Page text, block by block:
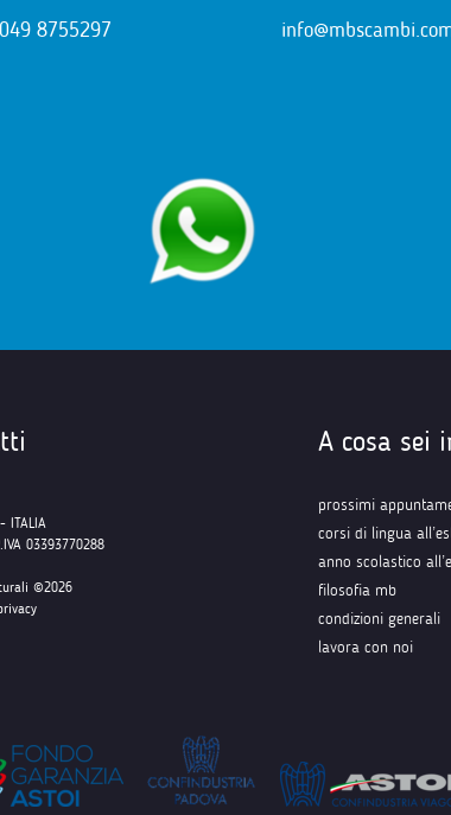
8755297
ITALIA
03393770288
©2026
A cosa sei
prossimi
corsi di lingua
anno scolastico
filosofia mb
condizioni generali
lavora con noi